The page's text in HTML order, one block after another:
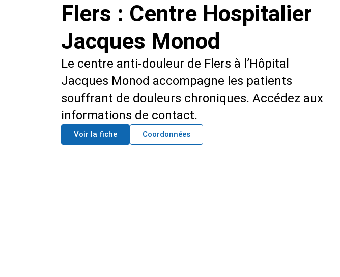
Flers : Centre Hospitalier
Jacques Monod
Le centre anti-douleur de Flers à l’Hôpital
Jacques Monod accompagne les patients
souffrant de douleurs chroniques. Accédez aux
informations de contact.
Voir la fiche Coordonnées